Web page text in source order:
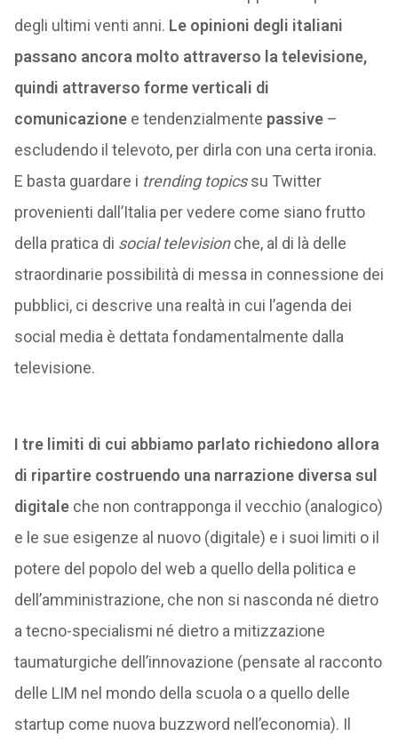
degli ultimi venti anni. Le opinioni degli italiani
passano ancora molto attraverso la televisione,
quindi attraverso forme verticali di
comunicazionee tendenzialmente passive –
escludendo il televoto, per dirla con una certa ironia.
E basta guardare i trending topicssu Twitter
provenienti dall’Italia per vedere come siano frutto
della pratica di social televisionche, al di là delle
straordinarie possibilità di messa in connessione dei
pubblici, ci descrive una realtà in cui l’agenda dei
social media è dettata fondamentalmente dalla
televisione.
I tre limiti di cui abbiamo parlato richiedono allora
di ripartire costruendo una narrazione diversa sul
digitaleche non contrapponga il vecchio (analogico)
e le sue esigenze al nuovo (digitale) e i suoi limiti o il
potere del popolo del web a quello della politica e
dell’amministrazione, che non si nasconda né dietro
a tecno-specialismi né dietro a mitizzazione
taumaturgiche dell’innovazione (pensate al racconto
delle LIM nel mondo della scuola o a quello delle
startup come nuova buzzword nell’economia). Il